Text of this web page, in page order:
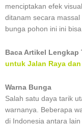
menciptakan efek
ditanam secara
bunga pohon ini ini
Baca Artikel Lengkap
untuk Jalan Raya
Warna Bunga
Salah satu daya tarik
warnanya. Beberapa
di Indonesia antara